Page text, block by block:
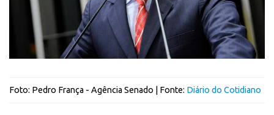
Foto: Pedro França - Agência Senado | Fonte: Diário do Cotidiano